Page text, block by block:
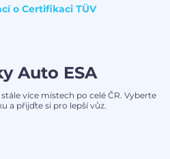
o Certifikaci TÜV
Auto ESA
více místech po celé ČR. Vyberte
a přijďte si pro lepší vůz.